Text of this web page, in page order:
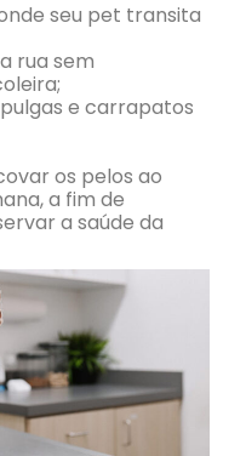
seu pet transita
rua sem
e carrapatos
os pelos ao
a fim de
a saúde da